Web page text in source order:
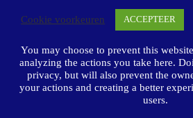
Willem II (1840 –
Cookie voorkeuren ACCEPTEER
You may choose to prevent this
analyzing the actions you take here.
privacy, but will also prevent the
your actions and creating a better
users.